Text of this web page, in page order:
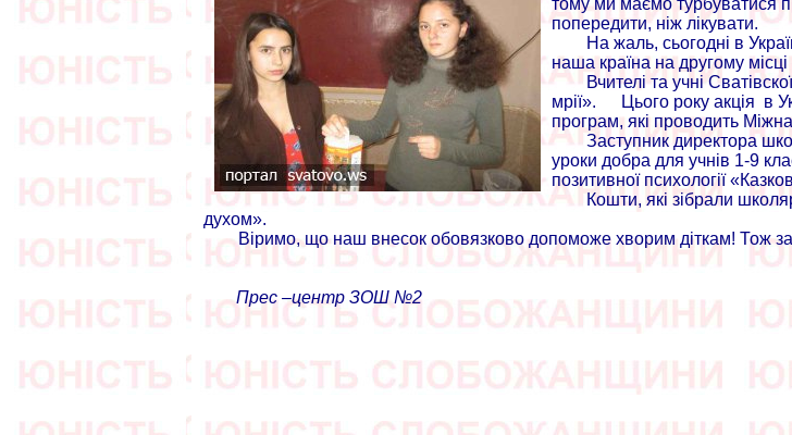
тому ми маємо турбуватися
попередити, ніж
На жаль, сьогодні в
наша країна на другому
Вчителі та учні
мрії».
Цього року акція в
програм, які проводить
Заступник директора
уроки добра для учнів 1-9
позитивної психології
Кошти, які зібрали
духом».
Віримо, що наш внесок обовязково допоможе хворим діткам! Тож
Прес –центр ЗОШ №2